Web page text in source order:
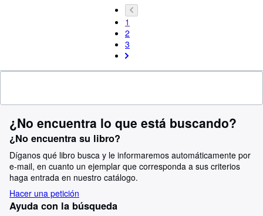
1
2
3
¿No encuentra lo que está buscando?
¿No encuentra su libro?
Díganos qué libro busca y le informaremos automáticamente por
e-mail, en cuanto un ejemplar que corresponda a sus criterios
haga entrada en nuestro catálogo.
Hacer una petición
Ayuda con la búsqueda